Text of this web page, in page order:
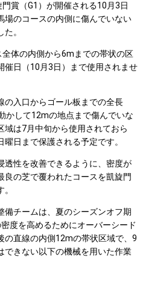
賞（G1）が開催される10月3日
場のコースの内側に傷んでいない
。
体の内側から6mまでの帯状の区
催日（10月3日）まで使用されませ
入口からゴール板までの全長
かして12mの地点まで傷んでいな
域は7月中旬から使用されておら
日まで保護される予定です。
性を改善できるように、密度が
の芝で覆われたコースを凱旋門
チームは、夏のシーズンオフ期
度を高めるためにオーバーシード
の直線の内側12mの帯状区域で、9
できない以下の機械を用いた作業